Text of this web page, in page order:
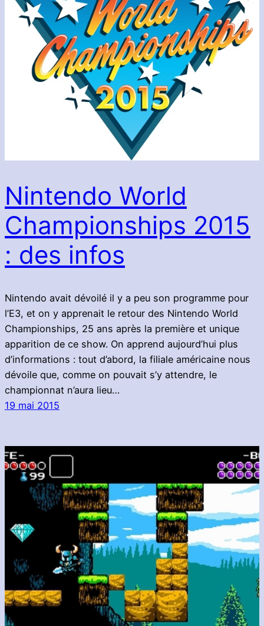
Nintendo World
Championships 2015
: des infos
Nintendo avait dévoilé il y a peu son programme pour
l’E3, et on y apprenait le retour des Nintendo World
Championships, 25 ans après la première et unique
apparition de ce show. On apprend aujourd’hui plus
d’informations : tout d’abord, la filiale américaine nous
dévoile que, comme on pouvait s’y attendre, le
championnat n’aura lieu…
19 mai 2015